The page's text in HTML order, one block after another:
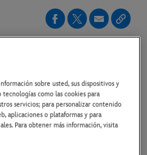
EL 6 DE MARZO
EN YOUTUBE
PÓSTER
sobre usted, sus dispositivos y
como las cookies para
servicios; para personalizar contenido
aplicaciones o plataformas y para
Para obtener más información, visita